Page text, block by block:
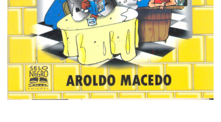
Cinema
Comportamento
(417)
Comunicação
(232)
Corpo
e
Movimento